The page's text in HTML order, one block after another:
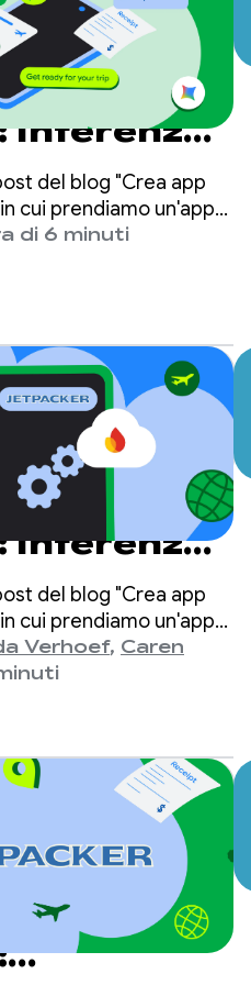
Android
inferenza
del blog "Crea app
cui prendiamo un'app
in
intelligente e
precedente abbiamo
di 6 minuti
Android
inferenza
del blog "Crea app
cui prendiamo un'app
in
intelligente e
Verhoef, Caren
Android